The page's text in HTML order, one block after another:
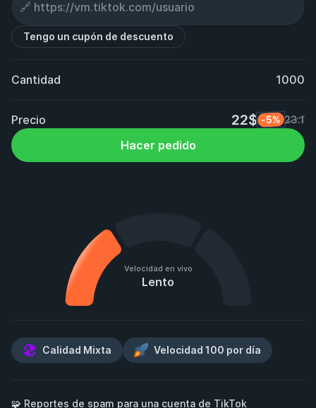
Tengo un cupón de descuento
Cantidad 1000
Precio 22$ -5% 23.1
Hacer pedido
Velocidad en vivo
Lento
Calidad Mixta Velocidad 100 por día
🧩 Reportes de spam para una cuenta de TikTok